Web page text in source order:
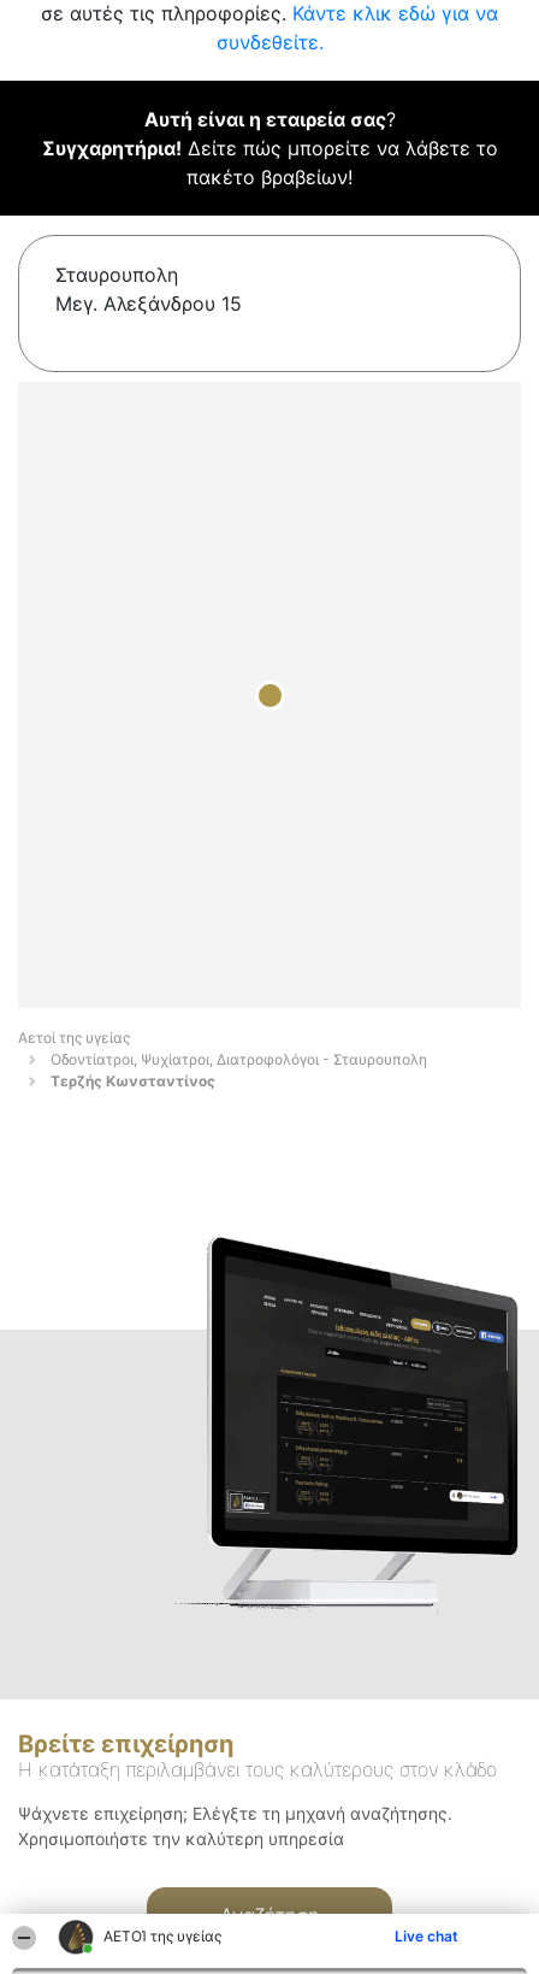
ΑΕΤΟΊ της υγείας Live chat
σε αυτές τις πληροφορίες. Κάντε κλικ εδώ για να
συνδεθείτε.
Αυτή είναι η εταιρεία σας?
Συγχαρητήρια! Δείτε πώς μπορείτε να λάβετε το
πακέτο βραβείων!
Σταυρουπολη
Μεγ. Αλεξάνδρου 15
Αετοί της υγείας
Οδοντίατροι, Ψυχίατροι, Διατροφολόγοι - Σταυρουπολη
Τερζής Κωνσταντίνος
Βρείτε επιχείρηση
Η κατάταξη περιλαμβάνει τους καλύτερους στον κλάδο
Ψάχνετε επιχείρηση; Ελέγξτε τη μηχανή αναζήτησης.
Χρησιμοποιήστε την καλύτερη υπηρεσία
Αναζήτηση